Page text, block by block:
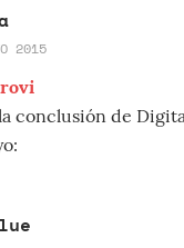
2015
conclusión de